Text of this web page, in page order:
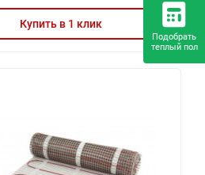
Купить в 1 клик
Подобрать
теплый пол